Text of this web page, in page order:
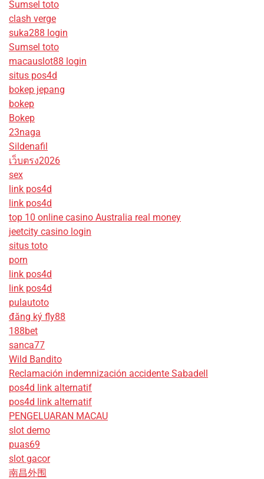
Sumsel toto
clash verge
suka288 login
Sumsel toto
macauslot88 login
situs pos4d
bokep jepang
bokep
Bokep
23naga
Sildenafil
เว็บตรง2026
sex
link pos4d
link pos4d
top 10 online casino Australia real money
jeetcity casino login
situs toto
porn
link pos4d
link pos4d
pulautoto
đăng ký fly88
188bet
sanca77
Wild Bandito
Reclamación indemnización accidente Sabadell
pos4d link alternatif
pos4d link alternatif
PENGELUARAN MACAU
slot demo
puas69
slot gacor
南昌外围